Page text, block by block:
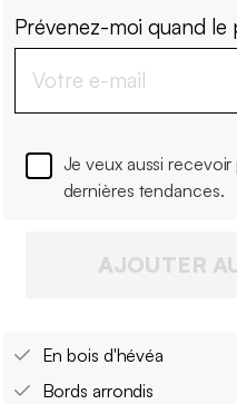
Prévenez-moi quand
Je veux aussi
dernières tendances.
AJOUTER
En bois d'hévéa
Bords arrondis